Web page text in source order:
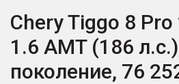
Chery Tiggo 8 Pro
1.6 AMT (186
поколение, 76